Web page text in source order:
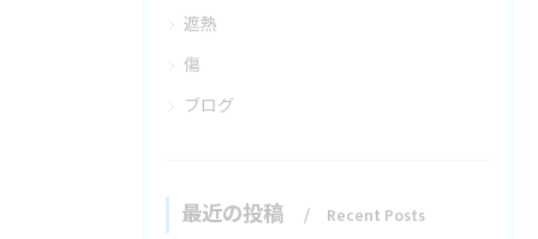
遮熱
傷
ブログ
最近の投稿 Recent Posts